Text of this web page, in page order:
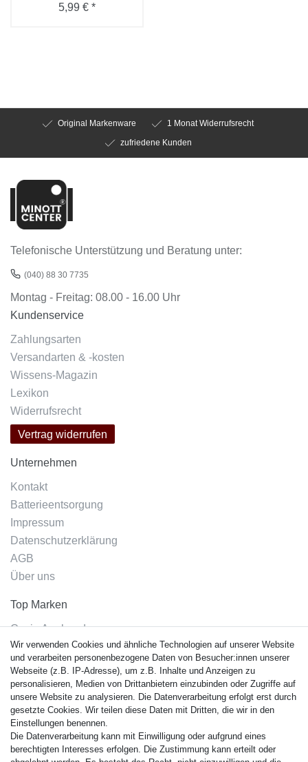
5,99 € *
Original Markenware
1 Monat Widerrufsrecht
zufriedene Kunden
Telefonische Unterstützung und Beratung unter:
(040) 88 30 7735
Montag - Freitag: 08.00 - 16.00 Uhr
Kundenservice
Zahlungsarten
Versandarten & -kosten
Wissens-Magazin
Lexikon
Widerrufsrecht
Vertrag widerrufen
Unternehmen
Kontakt
Batterieentsorgung
Impressum
Datenschutzerklärung
AGB
Über uns
Top Marken
Casio Armband
Festina Armband
Citizen Armband
M. Lacroix Armband
J. Lemans Armband
Uhrenarmbänder - Alle
Sicherheit
Wir verwenden Cookies und ähnliche Technologien auf unserer Website
und verarbeiten personenbezogene Daten von Besucher:innen unserer
Webseite (z.B. IP-Adresse), um z.B. Inhalte und Anzeigen zu
personalisieren, Medien von Drittanbietern einzubinden oder Zugriffe auf
unsere Website zu analysieren. Die Datenverarbeitung erfolgt erst durch
gesetzte Cookies. Wir teilen diese Daten mit Dritten, die wir in den
Einstellungen benennen.
Die Datenverarbeitung kann mit Einwilligung oder aufgrund eines
berechtigten Interesses erfolgen. Die Zustimmung kann erteilt oder